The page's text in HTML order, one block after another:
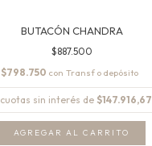
BUTACÓN CHANDRA
$887.500
$798.750 con
cuotas sin interés de $147.916,67